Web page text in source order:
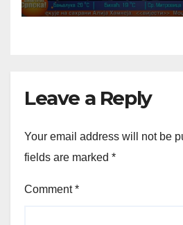
Leave a Reply
Your email address will not be
fields are marked *
Comment*